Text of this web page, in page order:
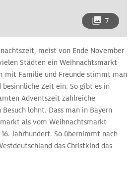
7
meist von Ende November
Städten ein Weihnachtsmarkt
mit Familie und Freunde stimmt man
Zeit ein. So gibt es in
Adventszeit zahlreiche
lohnt. Dass man in Bayern
als vom Weihnachtsmarkt
Jahrhundert. So übernimmt nach
das Christkind das